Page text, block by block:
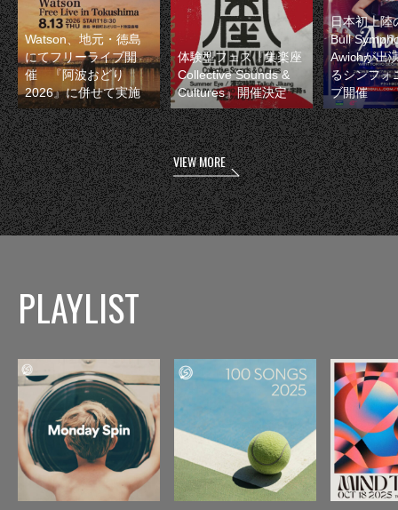
Watson、地元・徳島
にてフリーライブ開
催 『阿波おどり
2026』に併せて実施
体験型フェス『集楽座
Collective Sounds &
Cultures』開催決定
日本初上陸
Bull
Awichが出
るシンフォ
ブ開催
VIEW MORE
PLAYLIST